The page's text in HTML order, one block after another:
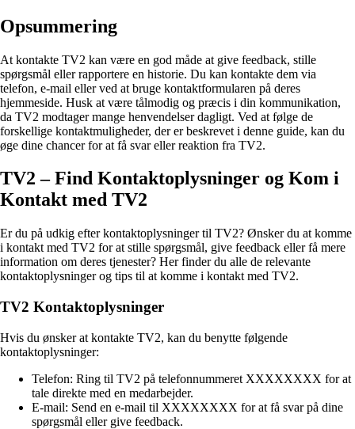
Opsummering
At kontakte TV2 kan være en god måde at give feedback, stille
spørgsmål eller rapportere en historie. Du kan kontakte dem via
telefon, e-mail eller ved at bruge kontaktformularen på deres
hjemmeside. Husk at være tålmodig og præcis i din kommunikation,
da TV2 modtager mange henvendelser dagligt. Ved at følge de
forskellige kontaktmuligheder, der er beskrevet i denne guide, kan du
øge dine chancer for at få svar eller reaktion fra TV2.
TV2 – Find Kontaktoplysninger og Kom i
Kontakt med TV2
Er du på udkig efter kontaktoplysninger til TV2? Ønsker du at komme
i kontakt med TV2 for at stille spørgsmål, give feedback eller få mere
information om deres tjenester? Her finder du alle de relevante
kontaktoplysninger og tips til at komme i kontakt med TV2.
TV2 Kontaktoplysninger
Hvis du ønsker at kontakte TV2, kan du benytte følgende
kontaktoplysninger:
Telefon: Ring til TV2 på telefonnummeret XXXXXXXX for at
tale direkte med en medarbejder.
E-mail: Send en e-mail til XXXXXXXX for at få svar på dine
spørgsmål eller give feedback.